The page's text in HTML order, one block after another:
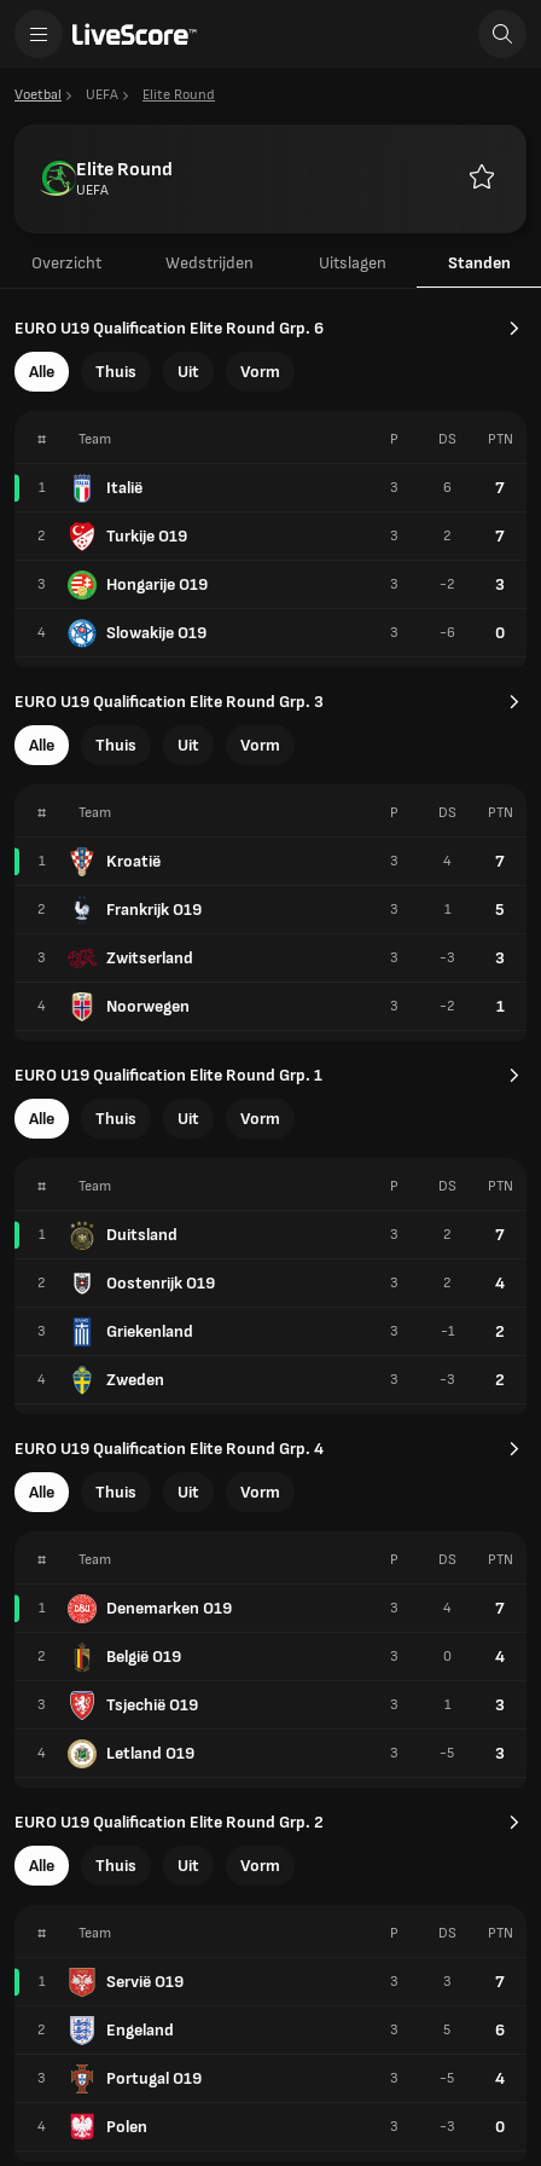
Voetbal UEFA Elite Round
Elite Round
UEFA
Overzicht Wedstrijden Uitslagen Standen
EURO U19 Qualification Elite Round Grp. 6
Alle Thuis Uit Vorm
# Team
1 Italië
2 Turkije O19
3 Hongarije O19
4 Slowakije O19
P DS PTN
3 6 7
3 2 7
3 -2 3
3 -6 0
EURO U19 Qualification Elite Round Grp. 3
Alle Thuis Uit Vorm
# Team
1 Kroatië
2 Frankrijk O19
3 Zwitserland
4 Noorwegen
P DS PTN
3 4 7
3 1 5
3 -3 3
3 -2 1
EURO U19 Qualification Elite Round Grp. 1
Alle Thuis Uit Vorm
# Team
1 Duitsland
2 Oostenrijk O19
3 Griekenland
4 Zweden
P DS PTN
3 2 7
3 2 4
3 -1 2
3 -3 2
EURO U19 Qualification Elite Round Grp. 4
Alle Thuis Uit Vorm
# Team
1 Denemarken O19
2 België O19
3 Tsjechië O19
4 Letland O19
P DS PTN
3 4 7
3 0 4
3 1 3
3 -5 3
EURO U19 Qualification Elite Round Grp. 2
Alle Thuis Uit Vorm
# Team
1 Servië O19
2 Engeland
3 Portugal O19
4 Polen
P DS PTN
3 3 7
3 5 6
3 -5 4
3 -3 0